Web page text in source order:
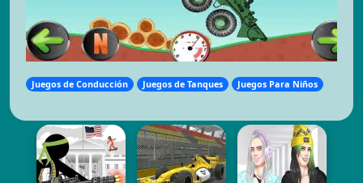
Juegos de Conducción Juegos de Tanques Juegos Para Niños